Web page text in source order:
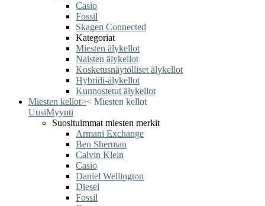
Casio
Fossil
Skagen Connected
Kategoriat
Miesten älykellot
Naisten älykellot
Kosketusnäytölliset älykellot
Hybridi-älykellot
Kunnostetut älykellot
Miesten kellot>< Miesten kellot
UusiMyynti
Suosituimmat miesten merkit
Armani Exchange
Ben Sherman
Calvin Klein
Casio
Daniel Wellington
Diesel
Fossil